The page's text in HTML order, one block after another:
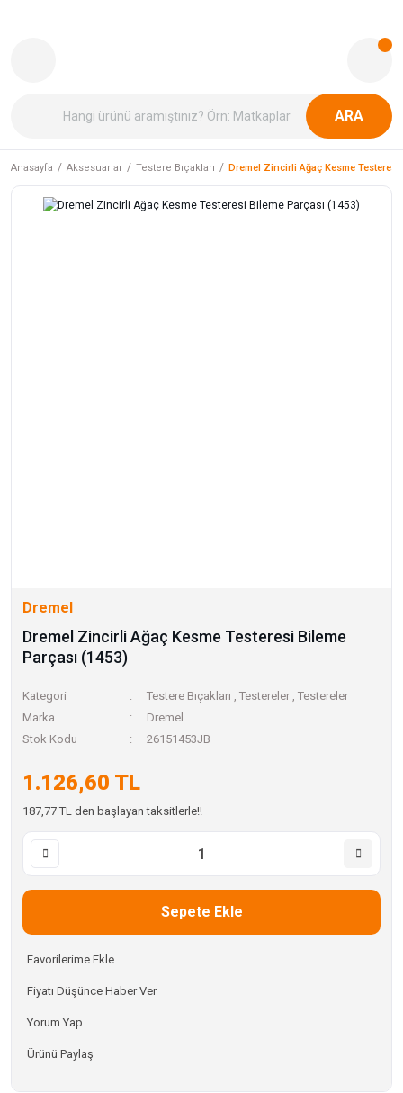
ARA
Anasayfa Aksesuarlar Testere Bıçakları Dremel Zincirli Ağaç Kesme Testeresi
Dremel
Dremel Zincirli Ağaç Kesme Testeresi Bileme
Parçası (1453)
Kategori Testere Bıçakları ,Testereler ,Testereler
Marka
Dremel
Stok Kodu
26151453JB
1.126,60 TL
187,77 TL den başlayan taksitlerle!!
Sepete Ekle
Fiyatı Düşünce Haber Ver
Yorum Yap
Ürünü Paylaş